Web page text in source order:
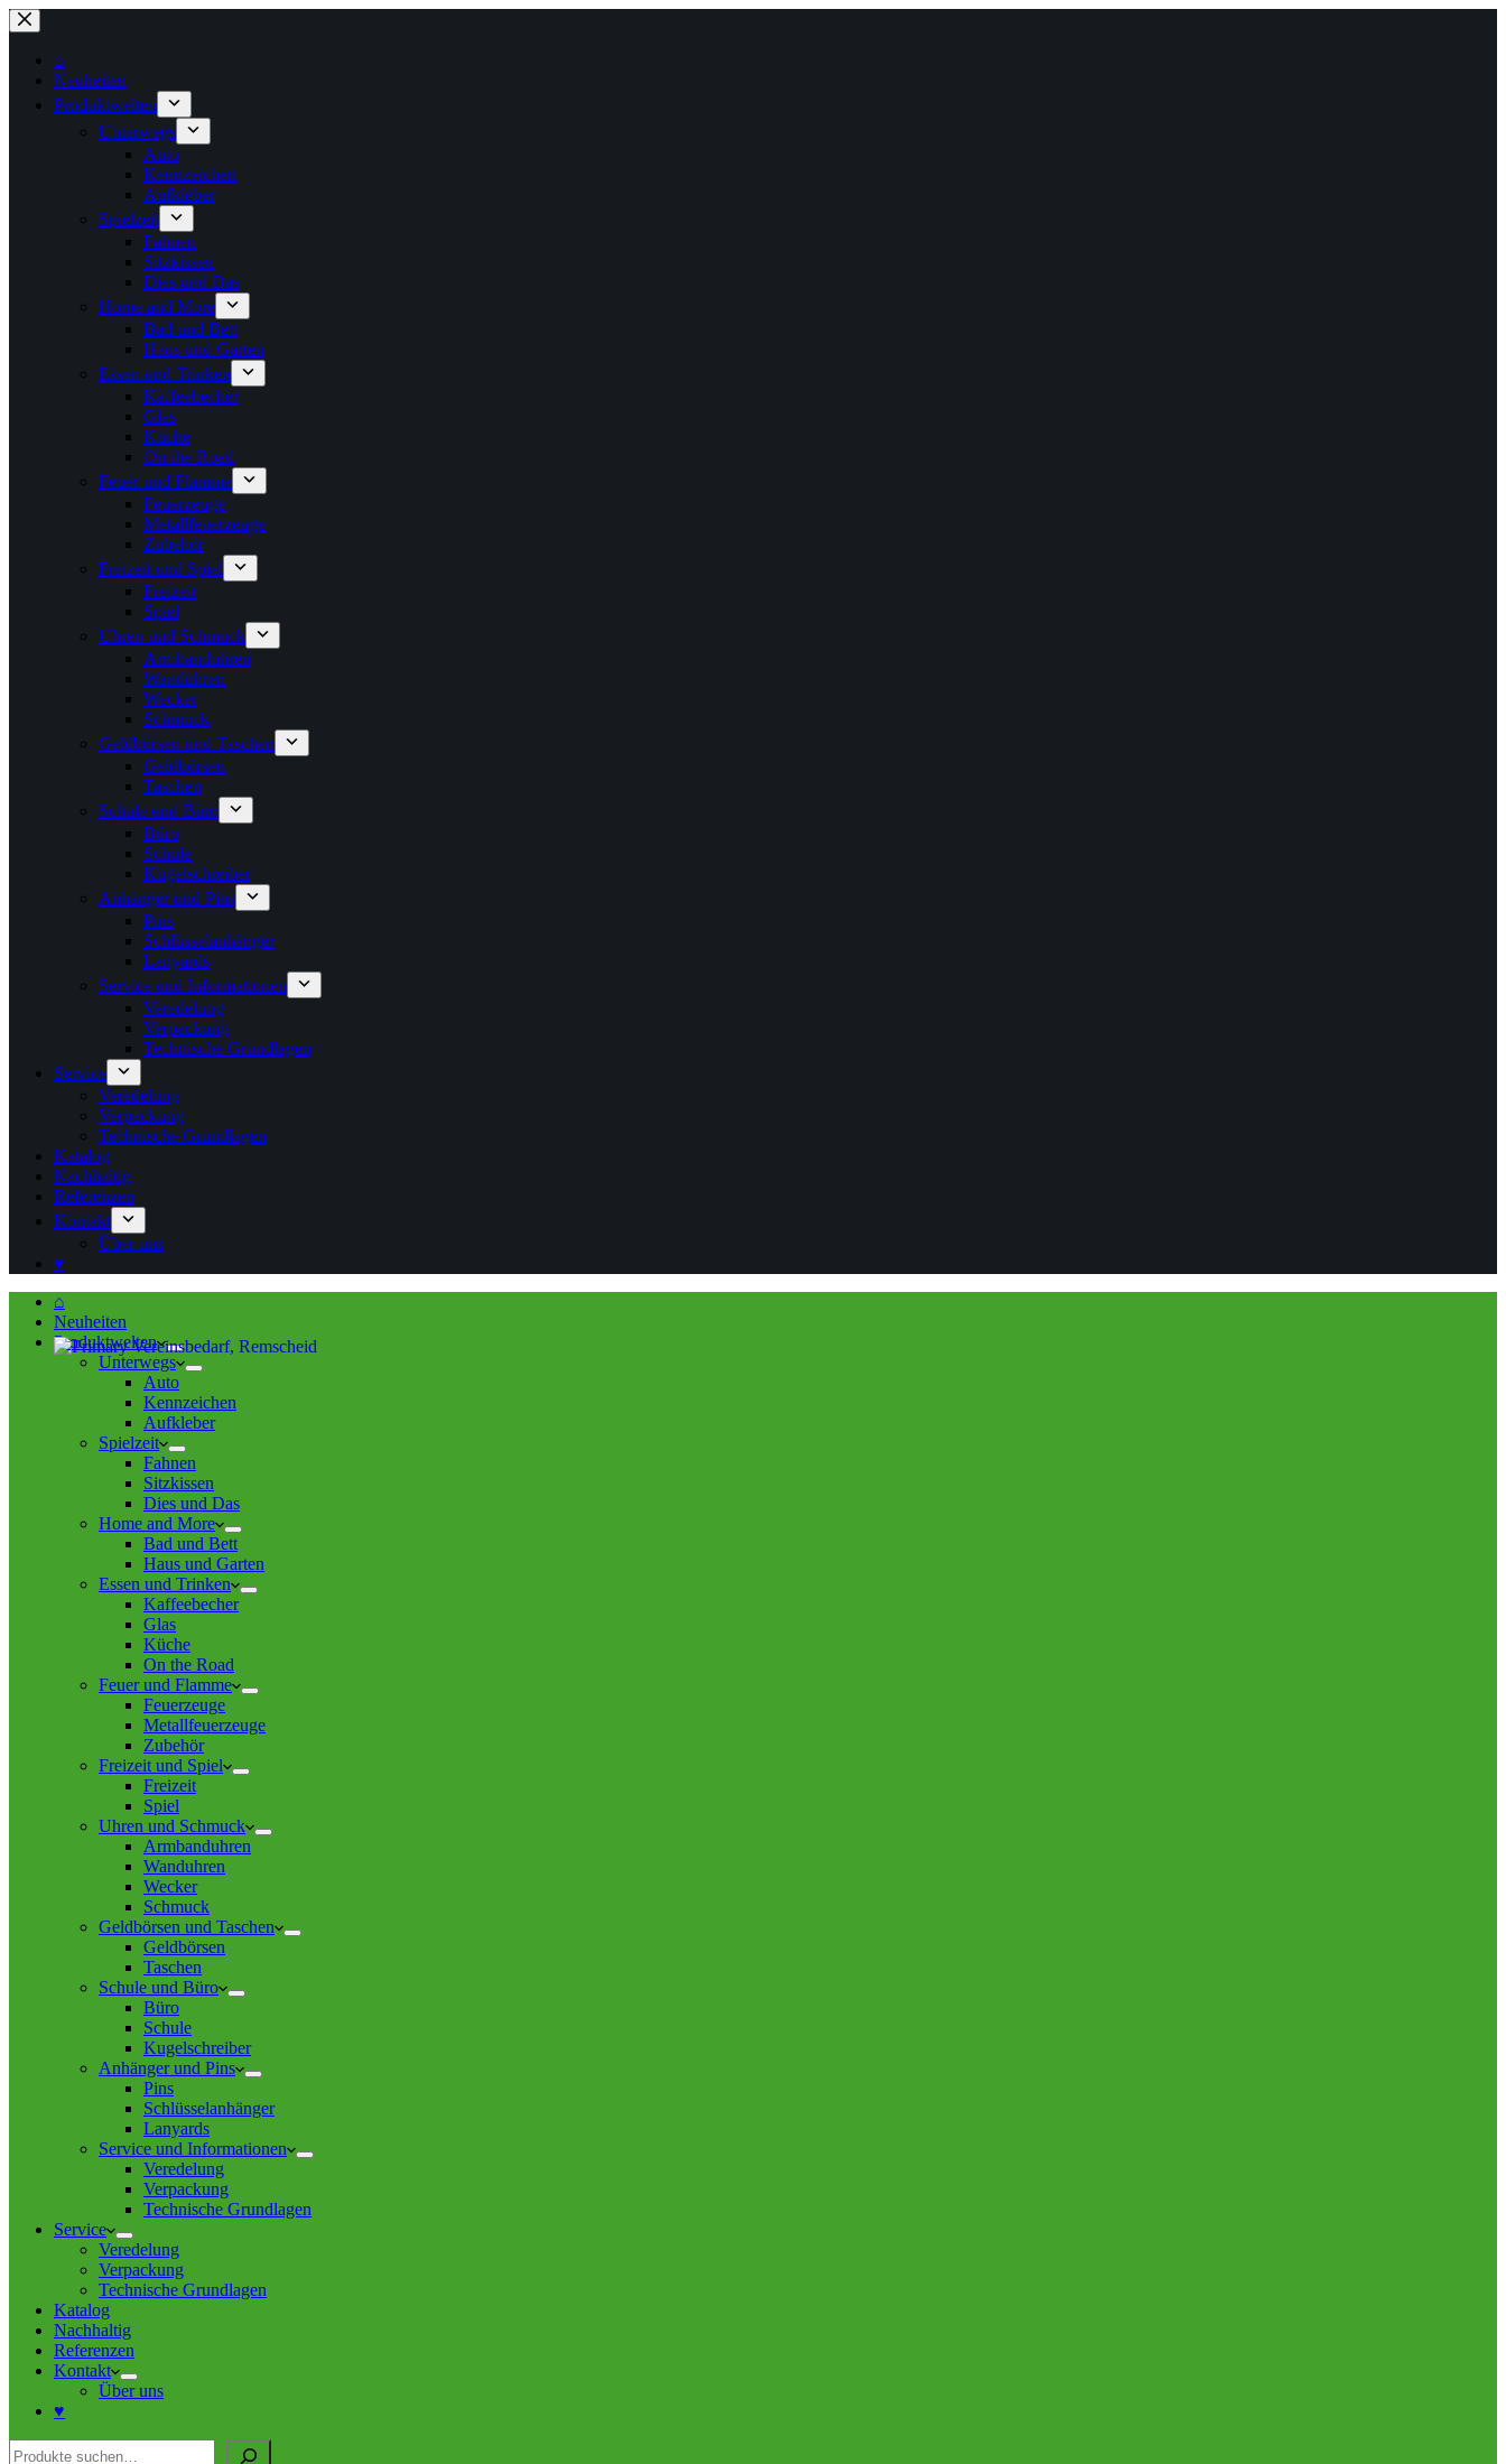
Zum
Inhalt
springen
⌂
Neuheiten
Produktwelten
Unterwegs
Auto
Kennzeichen
Aufkleber
Spielzeit
Fahnen
Sitzkissen
Dies und Das
Home and More
Bad und Bett
Haus und Garten
Essen und Trinken
Kaffeebecher
Glas
Küche
On the Road
Feuer und Flamme
Feuerzeuge
Metallfeuerzeuge
Zubehör
Freizeit und Spiel
Freizeit
Spiel
Uhren und Schmuck
Armbanduhren
Wanduhren
Wecker
Schmuck
Geldbörsen und Taschen
Geldbörsen
Taschen
Schule und Büro
Büro
Schule
Kugelschreiber
Anhänger und Pins
Pins
Schlüsselanhänger
Lanyards
Service und Informationen
Veredelung
Verpackung
Technische Grundlagen
Service
Veredelung
Verpackung
Technische Grundlagen
Katalog
Nachhaltig
Referenzen
Kontakt
Über uns
♥
⌂
Neuheiten
Produktwelten
Unterwegs
Auto
Kennzeichen
Aufkleber
Spielzeit
Fahnen
Sitzkissen
Dies und Das
Home and More
Bad und Bett
Haus und Garten
Essen und Trinken
Kaffeebecher
Glas
Küche
On the Road
Feuer und Flamme
Feuerzeuge
Metallfeuerzeuge
Zubehör
Freizeit und Spiel
Freizeit
Spiel
Uhren und Schmuck
Armbanduhren
Wanduhren
Wecker
Schmuck
Geldbörsen und Taschen
Geldbörsen
Taschen
Schule und Büro
Büro
Schule
Kugelschreiber
Anhänger und Pins
Pins
Schlüsselanhänger
Lanyards
Service und Informationen
Veredelung
Verpackung
Technische Grundlagen
Service
Veredelung
Verpackung
Technische Grundlagen
Katalog
Nachhaltig
Referenzen
Kontakt
Über uns
♥
Suche